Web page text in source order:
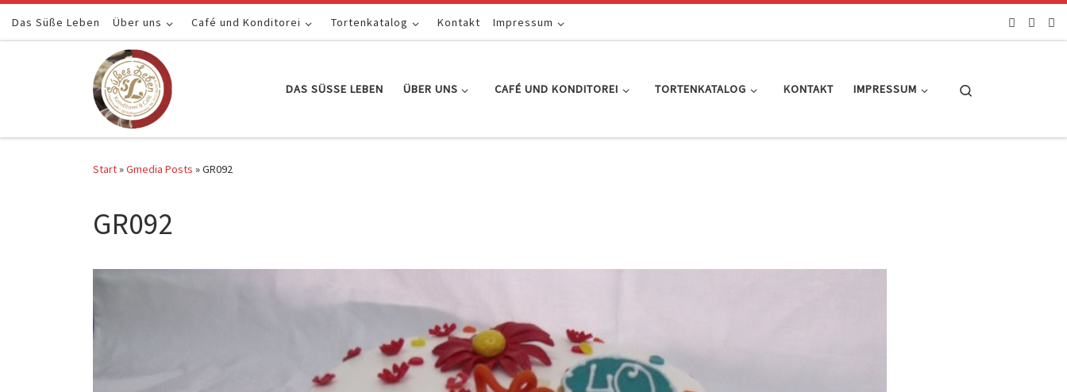
Zum Inhalt springen
Das Süße Leben Über uns Café und Konditorei Tortenkatalog Kontakt Impressum
DAS SÜSSE LEBEN ÜBER UNS CAFÉ UND KONDITOREI TORTENKATALOG KONTAKT IMPRESSUM
Start»Gmedia Posts »GR092
GR092